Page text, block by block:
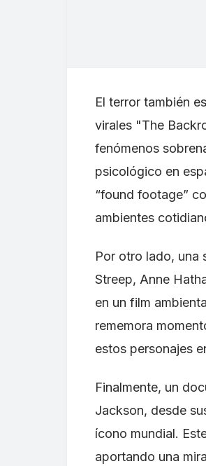
El terror también
virales "The
fenómenos
psicológico en
“found footage”
ambientes
Por otro lado, una
Streep, Anne
en un film
rememora
estos personajes
Finalmente, un
Jackson, desde
ícono mundial.
aportando una